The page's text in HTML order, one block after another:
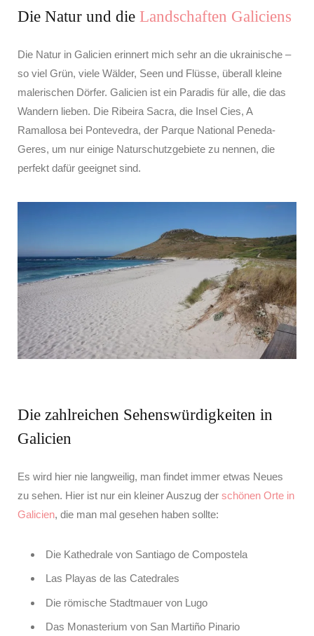
Die Natur und die Landschaften Galiciens
Die Natur in Galicien erinnert mich sehr an die ukrainische –
so viel Grün, viele Wälder, Seen und Flüsse, überall kleine
malerischen Dörfer. Galicien ist ein Paradis für alle, die das
Wandern lieben. Die Ribeira Sacra, die Insel Cies, A
Ramallosa bei Pontevedra, der Parque National Peneda-
Geres, um nur einige Naturschutzgebiete zu nennen, die
perfekt dafür geeignet sind.
Die zahlreichen Sehenswürdigkeiten in
Galicien
Es wird hier nie langweilig, man findet immer etwas Neues
zu sehen. Hier ist nur ein kleiner Auszug der schönen Orte in
Galicien, die man mal gesehen haben sollte:
Die Kathedrale von Santiago de Compostela
Las Playas de las Catedrales
Die römische Stadtmauer von Lugo
Das Monasterium von San Martiño Pinario